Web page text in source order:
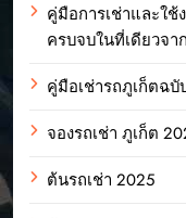
คู่มือการเช่าและใ
ครบจบในที่เดียวจา
คู่มือเช่ารถภูเก็ตฉ
จองรถเช่า ภูเก็ต
ต้นรถเช่า 2025